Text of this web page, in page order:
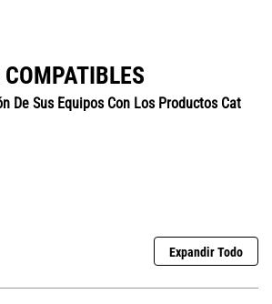
De Sus Equipos Con Los Productos Cat
Expandir Todo